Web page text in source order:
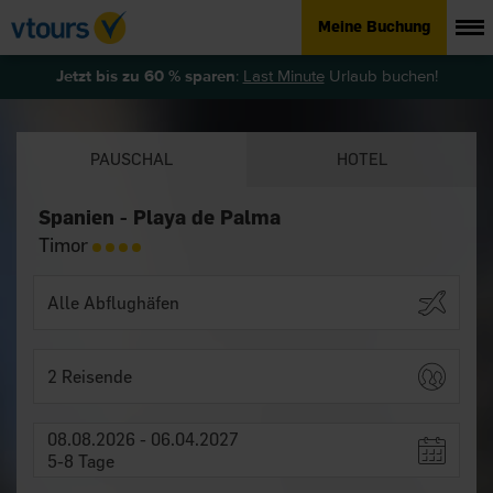
Meine Buchung
Jetzt bis zu 60 % sparen: Last MinuteUrlaub buchen!
PAUSCHAL HOTEL
Spanien - Playa de Palma
Timor
2 Reisende
08.08.2026 - 06.04.2027
5-8 Tage